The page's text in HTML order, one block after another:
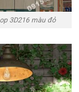
3D216 màu đỏ